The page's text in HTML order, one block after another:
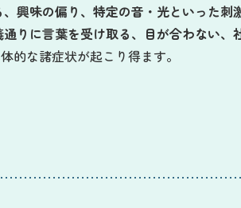
興味の偏り、特定の音・光といった刺
りに言葉を受け取る、目が合わない、
的な諸症状が起こり得ます。